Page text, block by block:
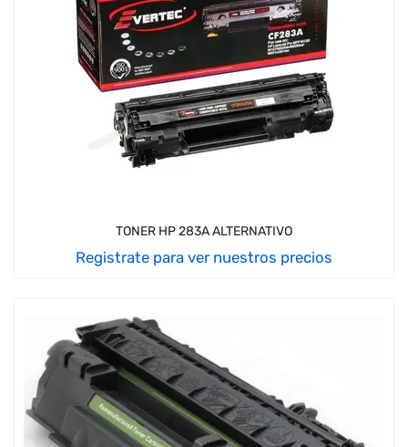
TONER HP 283A ALTERNATIVO
Registrate para ver nuestros precios